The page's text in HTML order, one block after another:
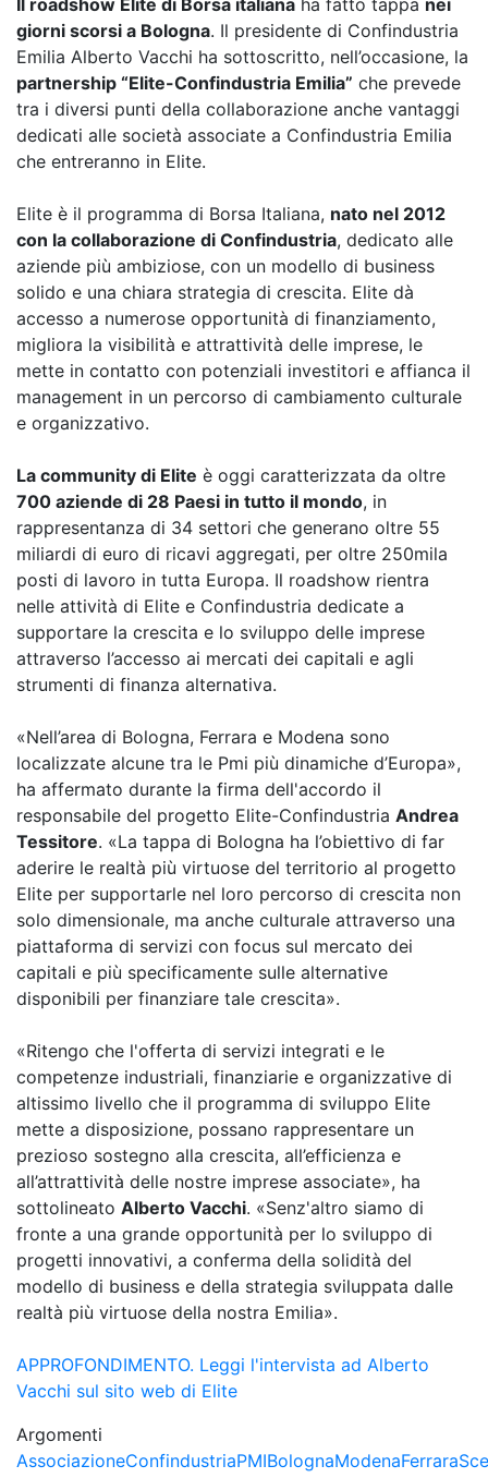
Il roadshow Elite di Borsa italiana ha fatto tappa nei
giorni scorsi a Bologna. Il presidente di Confindustria
Emilia Alberto Vacchi ha sottoscritto, nell’occasione, la
partnership “Elite-Confindustria Emilia” che prevede
tra i diversi punti della collaborazione anche vantaggi
dedicati alle società associate a Confindustria Emilia
che entreranno in Elite.
Elite è il programma di Borsa Italiana, nato nel 2012
con la collaborazione di Confindustria, dedicato alle
aziende più ambiziose, con un modello di business
solido e una chiara strategia di crescita. Elite dà
accesso a numerose opportunità di finanziamento,
migliora la visibilità e attrattività delle imprese, le
mette in contatto con potenziali investitori e affianca il
management in un percorso di cambiamento culturale
e organizzativo.
La community di Elite è oggi caratterizzata da oltre
700 aziende di 28 Paesi in tutto il mondo, in
rappresentanza di 34 settori che generano oltre 55
miliardi di euro di ricavi aggregati, per oltre 250mila
posti di lavoro in tutta Europa. Il roadshow rientra
nelle attività di Elite e Confindustria dedicate a
supportare la crescita e lo sviluppo delle imprese
attraverso l’accesso ai mercati dei capitali e agli
strumenti di finanza alternativa.
«Nell’area di Bologna, Ferrara e Modena sono
localizzate alcune tra le Pmi più dinamiche d’Europa»,
ha affermato durante la firma dell'accordo il
responsabile del progetto Elite-Confindustria Andrea
Tessitore. «La tappa di Bologna ha l’obiettivo di far
aderire le realtà più virtuose del territorio al progetto
Elite per supportarle nel loro percorso di crescita non
solo dimensionale, ma anche culturale attraverso una
piattaforma di servizi con focus sul mercato dei
capitali e più specificamente sulle alternative
disponibili per finanziare tale crescita».
«Ritengo che l'offerta di servizi integrati e le
competenze industriali, finanziarie e organizzative di
altissimo livello che il programma di sviluppo Elite
mette a disposizione, possano rappresentare un
prezioso sostegno alla crescita, all’efficienza e
all’attrattività delle nostre imprese associate», ha
sottolineato Alberto Vacchi. «Senz'altro siamo di
fronte a una grande opportunità per lo sviluppo di
progetti innovativi, a conferma della solidità del
modello di business e della strategia sviluppata dalle
realtà più virtuose della nostra Emilia».
APPROFONDIMENTO. Leggi l'intervista ad Alberto
Vacchi sul sito web di Elite
Argomenti
AssociazioneConfindustriaPMIBolognaModenaFerrara